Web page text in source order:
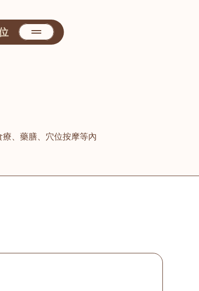
、藥膳、穴位按摩等內